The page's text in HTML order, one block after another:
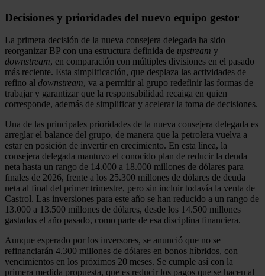
Decisiones y prioridades del nuevo equipo gestor
La primera decisión de la nueva consejera delegada ha sido
reorganizar BP con una estructura definida de upstream y
downstream, en comparación con múltiples divisiones en el pasado
más reciente. Esta simplificación, que desplaza las actividades de
refino al downstream, va a permitir al grupo redefinir las formas de
trabajar y garantizar que la responsabilidad recaiga en quien
corresponde, además de simplificar y acelerar la toma de decisiones.
Una de las principales prioridades de la nueva consejera delegada es
arreglar el balance del grupo, de manera que la petrolera vuelva a
estar en posición de invertir en crecimiento. En esta línea, la
consejera delegada mantuvo el conocido plan de reducir la deuda
neta hasta un rango de 14.000 a 18.000 millones de dólares para
finales de 2026, frente a los 25.300 millones de dólares de deuda
neta al final del primer trimestre, pero sin incluir todavía la venta de
Castrol. Las inversiones para este año se han reducido a un rango de
13.000 a 13.500 millones de dólares, desde los 14.500 millones
gastados el año pasado, como parte de esa disciplina financiera.
Aunque esperado por los inversores, se anunció que no se
refinanciarán 4.300 millones de dólares en bonos híbridos, con
vencimientos en los próximos 20 meses. Se cumple así con la
primera medida propuesta, que es reducir los pagos que se hacen al